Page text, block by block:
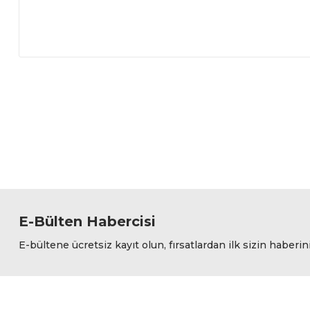
Bu ürüne benzer farklı alternatifler olmalı.
E-Bülten Habercisi
E-bültene ücretsiz kayıt olun, fırsatlardan ilk sizin